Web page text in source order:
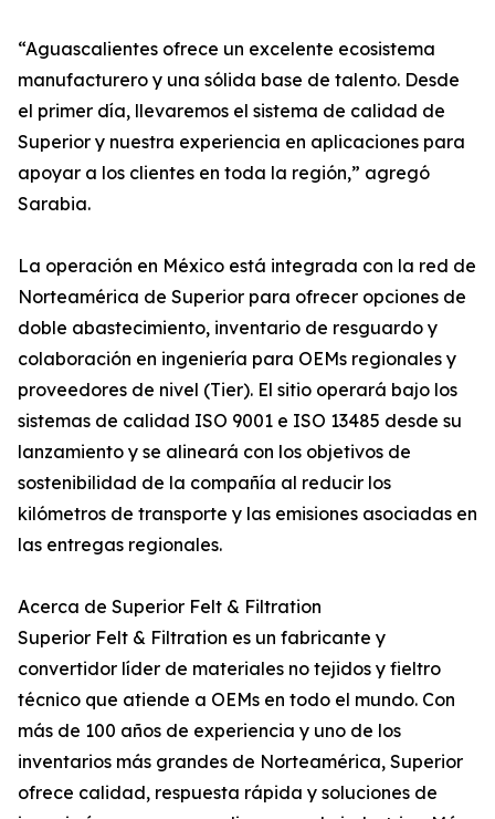
“Aguascalientes ofrece un excelente ecosistema
manufacturero y una sólida base de talento. Desde
el primer día, llevaremos el sistema de calidad de
Superior y nuestra experiencia en aplicaciones para
apoyar a los clientes en toda la región,” agregó
Sarabia.
La operación en México está integrada con la red de
Norteamérica de Superior para ofrecer opciones de
doble abastecimiento, inventario de resguardo y
colaboración en ingeniería para OEMs regionales y
proveedores de nivel (Tier). El sitio operará bajo los
sistemas de calidad ISO 9001 e ISO 13485 desde su
lanzamiento y se alineará con los objetivos de
sostenibilidad de la compañía al reducir los
kilómetros de transporte y las emisiones asociadas en
las entregas regionales.
Acerca de Superior Felt & Filtration
Superior Felt & Filtration es un fabricante y
convertidor líder de materiales no tejidos y fieltro
técnico que atiende a OEMs en todo el mundo. Con
más de 100 años de experiencia y uno de los
inventarios más grandes de Norteamérica, Superior
ofrece calidad, respuesta rápida y soluciones de